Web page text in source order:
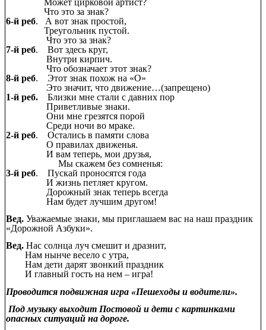
Что это за знак?
6-й реб. А вот знак простой,
Треугольник пустой.
Что это за знак?
7-й реб. Вот здесь круг,
Внутри кирпич.
Что обозначает этот знак?
8-й реб. Этот знак похож на «О»
Это значит, что движение…(запрещено)
1-й реб. Близки мне стали с давних пор
Приветливые знаки.
Они мне грезятся порой
Среди ночи во мраке.
2-й реб. Остались в памяти слова
О правилах движенья.
И вам теперь, мои друзья,
Мы скажем без сомненья:
3-й реб. Пускай проносятся года
И жизнь петляет кругом.
Дорожный знак теперь всегда
Нам будет лучшим другом!
Вед.Уважаемые знаки, мы приглашаем вас на наш праздник
«Дорожной Азбуки».
Вед. Нас солнца луч смешит и дразнит,
Нам нынче весело с утра,
Нам дети дарят звонкий праздник
И главный гость на нем – игра!
Проводится подвижная игра «Пешеходы и водители».
Под музыку выходит Постовой и дети с картинками
опасных ситуаций на дороге.